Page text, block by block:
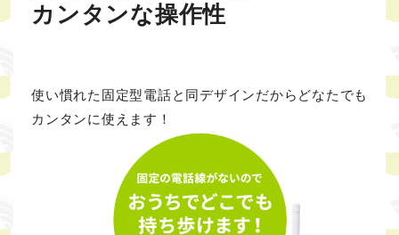
カンタンな操作性
使い慣れた固定型電話と同デザインだからどなたでも
カンタンに使えます！